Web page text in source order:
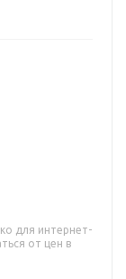
для интернет-
от цен в